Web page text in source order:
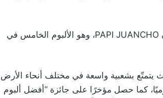
وكان مالوما قد فاجأ جمهوره بطرح ألبومه الخامس بعنوان PAPI JUANCHO، وهو الألبوم الخامس في
يتمتّع بشعبية واسعة في مختلف أنحاء الأرض
كما حصل مؤخرًا على جائزة “أفضل ألبوم